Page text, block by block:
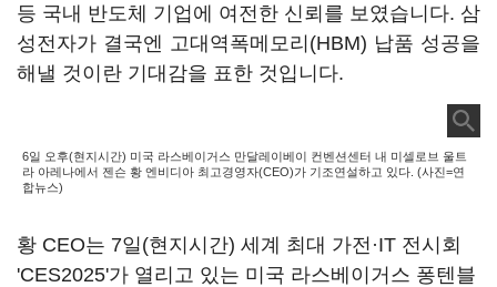
등 국내 반도체 기업에 여전한 신뢰를 보였습니다. 삼
성전자가 결국엔 고대역폭메모리(HBM) 납품 성공을
해낼 것이란 기대감을 표한 것입니다.
6일 오후(현지시간) 미국 라스베이거스 만달레이베이 컨벤션센터 내 미셀로브 울트
라 아레나에서 젠슨 황 엔비디아 최고경영자(CEO)가 기조연설하고 있다. (사진=연
합뉴스)
황 CEO는 7일(현지시간) 세계 최대 가전·IT 전시회
'CES2025'가 열리고 있는 미국 라스베이거스 퐁텐블